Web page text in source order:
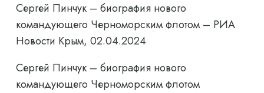
Сергей Пинчук – биография нового
командующего Черноморским флотом – РИА
Новости Крым, 02.04.2024
Сергей Пинчук – биография нового
командующего Черноморским флотом